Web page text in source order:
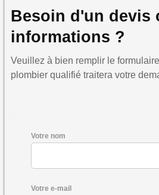
Besoin d'un devis
informations ?
Veuillez à bien remplir le
plombier qualifié traitera votre
Votre nom
Votre e-mail